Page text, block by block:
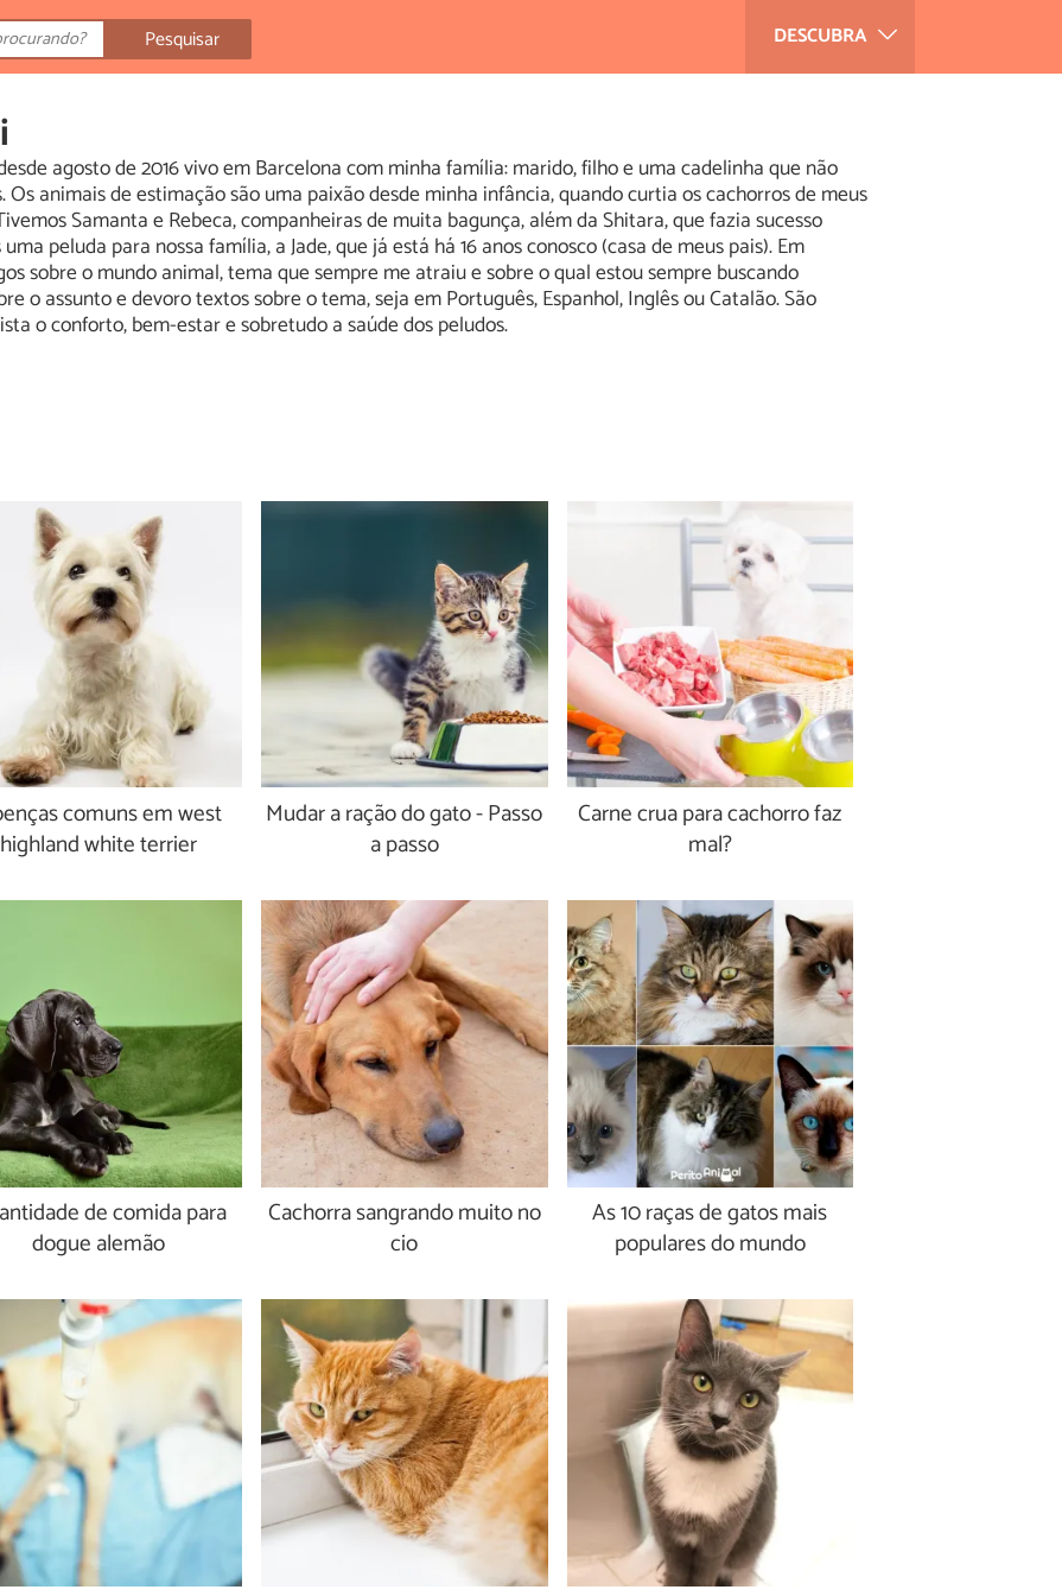
DESCUBRA
Pesquisar
agosto de 2016 vivo em Barcelona com minha família: marido, filho e uma cadelinha que não
animais de estimação são uma paixão desde minha infância, quando curtia os cachorros de meus
Samanta e Rebeca, companheiras de muita bagunça, além da Shitara, que fazia sucesso
peluda para nossa família, a Jade, que já está há 16 anos conosco (casa de meus pais). Em
sobre o mundo animal, tema que sempre me atraiu e sobre o qual estou sempre buscando
o assunto e devoro textos sobre o tema, seja em Português, Espanhol, Inglês ou Catalão. São
o conforto, bem-estar e sobretudo a saúde dos peludos.
comuns em west
highland white terrier
Mudar a ração do gato - Passo
a passo
Carne crua para cachorro faz
mal?
de comida para
dogue alemão
Cachorra sangrando muito no
cio
As 10 raças de gatos mais
populares do mundo